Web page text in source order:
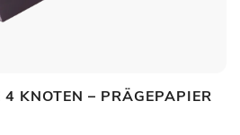
KNOTEN – PRÄGEPAPIER